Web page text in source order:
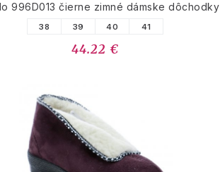
996D013 čierne zimné dámske dôchodky
38 39 40 41
44.22 €